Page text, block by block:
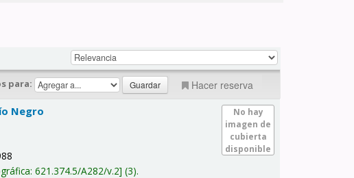
para: Hacer reserva
No hay
imagen de
cubierta
disponible
Negro
621.374.5/A282/v.2 (3).